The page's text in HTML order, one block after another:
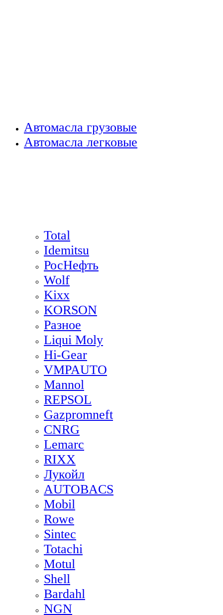
Автомасла грузовые
Автомасла легковые
Total
Idemitsu
РосНефть
Wolf
Kixx
KORSON
Разное
Liqui Moly
Hi-Gear
VMPAUTO
Mannol
REPSOL
Gazpromneft
CNRG
Lemarc
RIXX
Лукойл
AUTOBACS
Mobil
Rowe
Sintec
Totachi
Motul
Shell
Bardahl
NGN